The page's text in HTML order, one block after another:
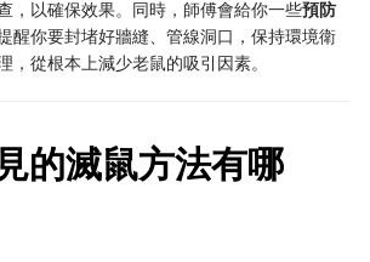
，以確保效果。同時，師傅會給你一些預防
醒你要封堵好牆縫、管線洞口，保持環境衛
，從根本上減少老鼠的吸引因素。
的滅鼠方法有哪